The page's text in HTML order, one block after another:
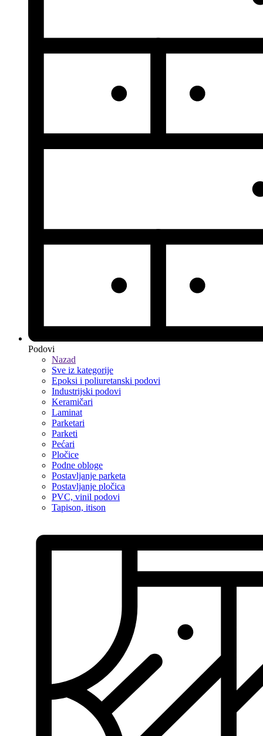
Podovi
Nazad
Sve iz kategorije
Epoksi i poliuretanski podovi
Industrijski podovi
Keramičari
Laminat
Parketari
Parketi
Pećari
Pločice
Podne obloge
Postavljanje parketa
Postavljanje pločica
PVC, vinil podovi
Tapison, itison